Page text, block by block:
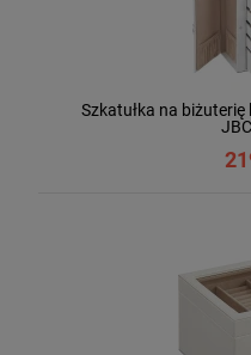
Szkatułka na